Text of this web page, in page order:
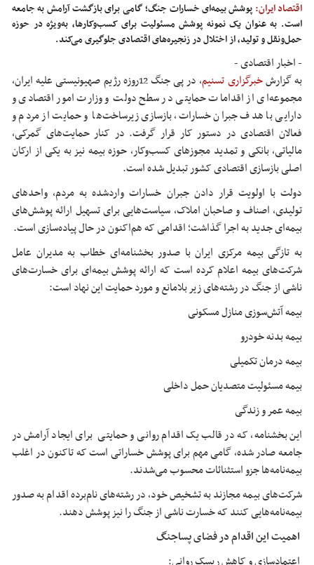
اقتصاد ایران:پوشش بیمه‌ای خسارات جنگ؛ گامی برای بازگشت آرامش به جامعه
است. به عنوان یک نمونه پوشش مسئولیت برای کسب‌وکارها، به‌ویژه در حوزه
حمل‌ونقل و تولید، از اختلال در زنجیره‌های اقتصادی جلوگیری می‌کند.
- اخبار اقتصادی -
به گزارشخبرگزاری تسنیم
، در پی جنگ 12روزه رژیم صهیونیستی علیه ایران،
مجموعه‌ای از اقدامات حمایتی در سطح دولت و وزارت امور اقتصادی و
دارایی با هدف جبران خسارات، بازسازی زیرساخت‌ها و حمایت از مردم و
فعالان اقتصادی در دستور کار قرار گرفت. در کنار حمایت‌های گمرکی،
مالیاتی، بانکی و تمدید مجوزهای کسب‌وکار، حوزه بیمه نیز به یکی از ارکان
اصلی بازسازی اقتصادی کشور تبدیل شده است.
دولت با اولویت قرار دادن جبران خسارات واردشده به مردم، واحدهای
تولیدی، اصناف و صاحبان املاک، سیاست‌هایی برای تسهیل ارائه پوشش‌های
بیمه‌ای جدید به اجرا گذاشت؛ اقدامی که هم‌اکنون در حال پیاده‌سازی است.
به تازگی بیمه مرکزی ایران با صدور بخشنامه‌ای خطاب به مدیران عامل
شرکت‌های بیمه اعلام کرده است که ارائه پوشش بیمه‌ای برای خسارت‌های
ناشی از جنگ در رشته‌های زیر بلامانع و مورد حمایت این نهاد است:
بیمه آتش‌سوزی منازل مسکونی
بیمه بدنه خودرو
بیمه درمان تکمیلی
بیمه مسئولیت متصدیان حمل داخلی
بیمه عمر و زندگی
این بخشنامه، که در قالب یک اقدام روانی و حمایتی برای ایجاد آرامش در
جامعه صادر شده، گامی مهم برای پوشش خساراتی است که تاکنون در اغلب
بیمه‌نامه‌ها جزو استثنائات محسوب می‌شدند.
شرکت‌های بیمه مجازند به تشخیص خود، در رشته‌های نام‌برده اقدام به صدور
بیمه‌نامه‌هایی کنند که خسارت ناشی از جنگ را نیز پوشش دهند.
اهمیت این اقدام در فضای پساجنگ